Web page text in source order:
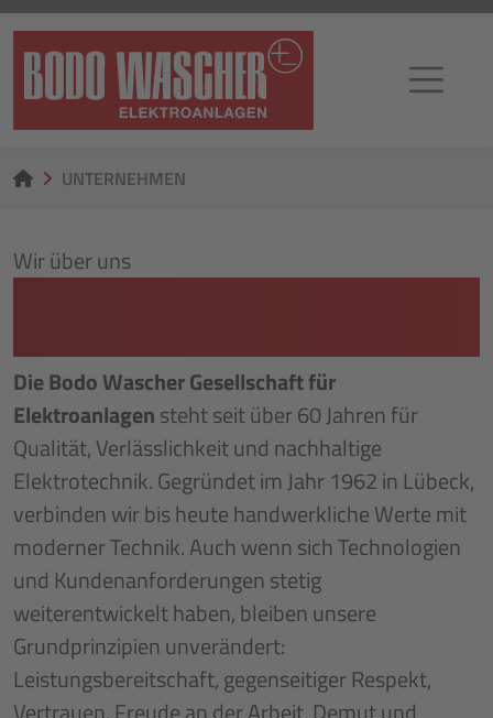
UNTERNEHMEN
Wir über uns
WILLKOMMEN BEI BODO
Die Bodo Wascher Gesellschaft für
Elektroanlagensteht seit über 60 Jahren für
Qualität, Verlässlichkeit und nachhaltige
Elektrotechnik. Gegründet im Jahr 1962 in Lübeck,
verbinden wir bis heute handwerkliche Werte mit
moderner Technik. Auch wenn sich Technologien
und Kundenanforderungen stetig
weiterentwickelt haben, bleiben unsere
Grundprinzipien unverändert:
Leistungsbereitschaft, gegenseitiger Respekt,